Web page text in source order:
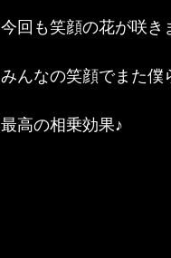
今回も笑顔の花が咲き
みんなの笑顔でまた僕
最高の相乗効果♪